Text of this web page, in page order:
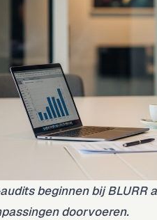
beginnen bij
doorvoeren.